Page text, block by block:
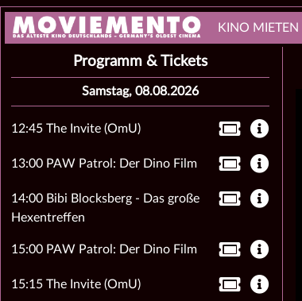
KINO MIETEN
Programm & Tickets
Samstag, 08.08.2026
12:45 The Invite (OmU)
13:00 PAW Patrol: Der Dino Film
14:00 Bibi Blocksberg - Das große
Hexentreffen
15:00 PAW Patrol: Der Dino Film
15:15 The Invite (OmU)